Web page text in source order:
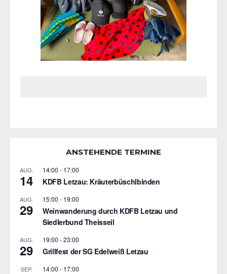
ANSTEHENDE TERMINE
AUG.
14
14:00 - 17:00
KDFB Letzau: Kräuterbüschlbinden
AUG.
29
15:00 - 19:00
Weinwanderung durch KDFB Letzau und
Siedlerbund Theisseil
AUG.
29
19:00 -23:00
Grillfest der SG Edelweiß Letzau
SEP. 14:00 - 17:00